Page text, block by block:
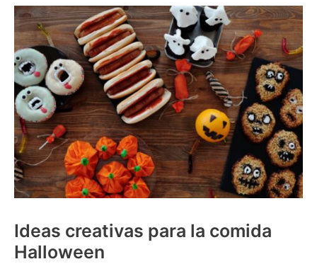
Ideas creativas para la comida
Halloween